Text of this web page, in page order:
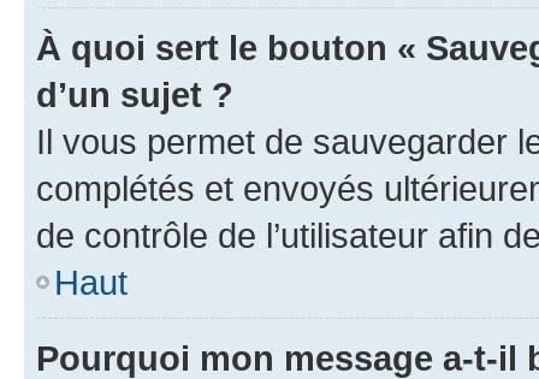
À quoi sert le bouton «
d’un sujet ?
Il vous permet de sauvegarder
complétés et envoyés
de contrôle de l’utilisateur afin
Haut
Pourquoi mon message a-t-il